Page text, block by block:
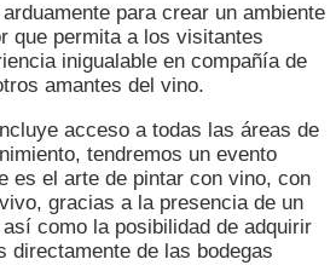
para crear un ambiente
que permita a los visitantes
inigualable en compañía de
amantes del vino.
acceso a todas las áreas de
tendremos un evento
es el arte de pintar con vino, con
gracias a la presencia de un
como la posibilidad de adquirir
directamente de las bodegas